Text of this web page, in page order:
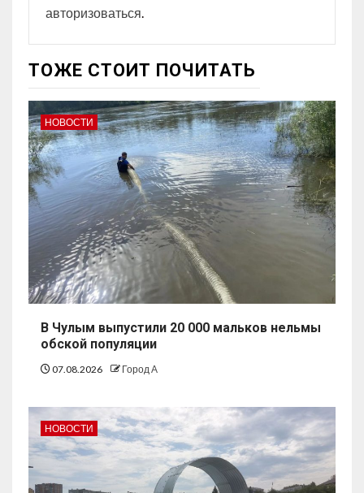
авторизоваться.
ТОЖЕ СТОИТ ПОЧИТАТЬ
НОВОСТИ
В Чулым выпустили 20 000 мальков нельмы
обской популяции
07.08.2026 Город А
НОВОСТИ